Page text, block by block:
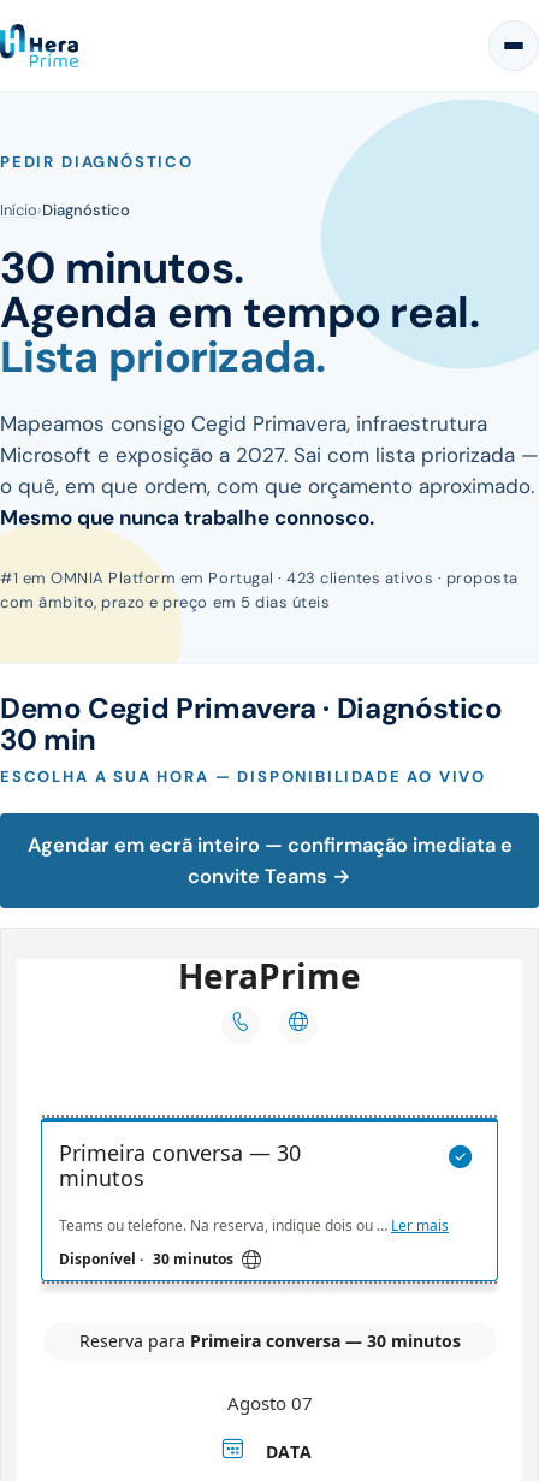
PEDIR DIAGNÓSTICO
Início›Diagnóstico
30 minutos.
Agenda em tempo real.
Lista priorizada.
Mapeamos consigo Cegid Primavera, infraestrutura
Microsoft e exposição a 2027. Sai com lista priorizada —
o quê, em que ordem, com que orçamento aproximado.
Mesmo que nunca trabalhe connosco.
#1 em OMNIA Platform em Portugal · 423 clientes ativos · proposta
com âmbito, prazo e preço em 5 dias úteis
Demo Cegid Primavera · Diagnóstico
30 min
ESCOLHA A SUA HORA — DISPONIBILIDADE AO VIVO
Agendar em ecrã inteiro — confirmação imediata e
convite Teams →